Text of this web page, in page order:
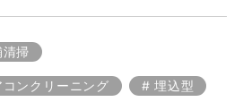
清掃
コンクリーニング 埋込型